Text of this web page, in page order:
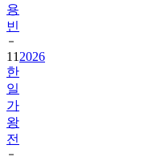
용
빈
11 2026
한
일
가
왕
전